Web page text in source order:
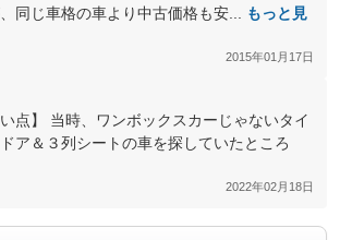
同じ車格の車より中古価格も安...
もっと見
2015年01月17日
い点】 当時、ワンボックスカーじゃないタイ
ア＆３列シートの車を探していたところ
2022年02月18日